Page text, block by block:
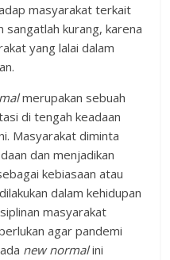
masyarakat terkait
kurang, karena
yang lalai dalam
merupakan sebuah
di tengah keadaan
Masyarakat diminta
dan menjadikan
kebiasaan atau
dalam kehidupan
masyarakat
agar pandemi
new normalini